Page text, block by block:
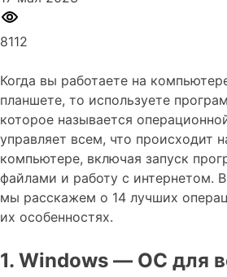
8112
Когда вы работаете на
планшете, то используете
которое называется
управляет всем, что происходит
компьютере, включая запуск
файлами и работу с интернетом.
мы расскажем о 14 лучших
их особенностях.
1. Windows — ОС для